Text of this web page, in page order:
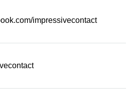
impressivecontact